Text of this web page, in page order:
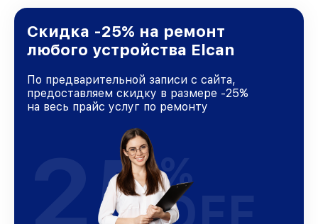
Краснодаре, постоянно повышая уровень
доверия и лояльности наших клиентов.
Скидка -25% на ремонт
любого устройства Elcan
По предварительной записи с сайта,
предоставляем скидку в размере -25%
на весь прайс услуг по ремонту
25%